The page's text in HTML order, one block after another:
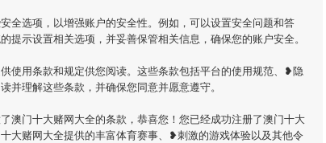
全选项，以增强账户的安全性。例如，可以设置安全问题和答
提示设置相关选项，并妥善保管相关信息，确保您的账户安全。
使用条款和规定供您阅读。这些条款包括平台的使用规范、❥隐
并理解这些条款，并确保您同意并愿意遵守。
澳门十大赌网大全的条款，恭喜您！您已经成功注册了澳门十大
大赌网大全提供的丰富体育赛事、❥刺激的游戏体验以及其他令